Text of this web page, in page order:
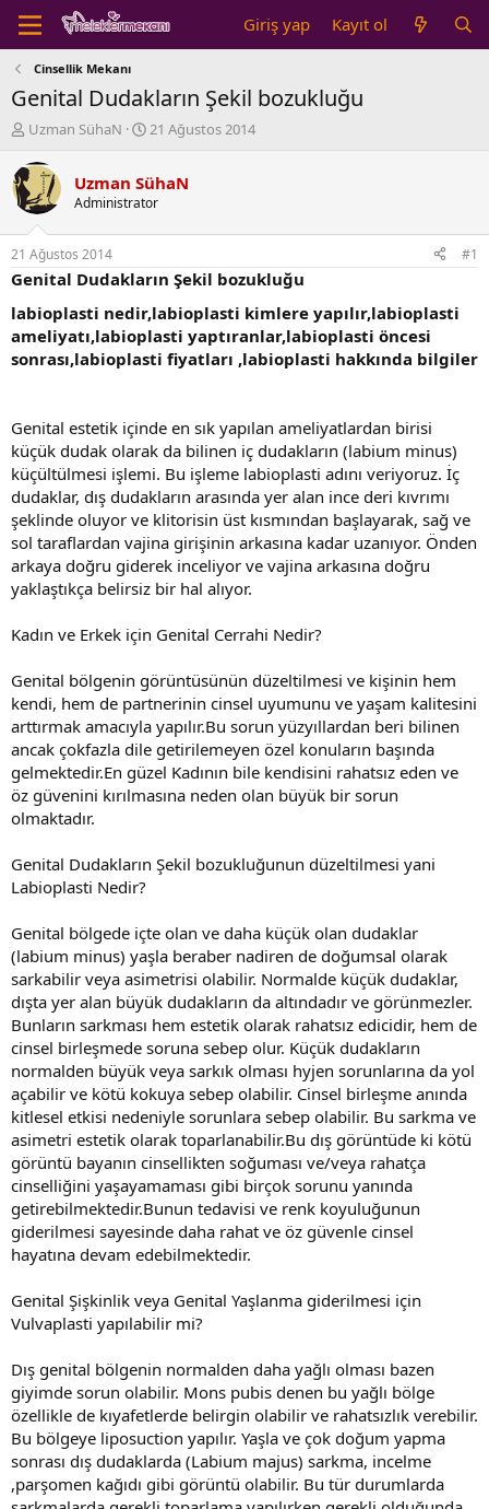
Giriş yap Kayıt ol
Cinsellik Mekanı
Genital Dudakların Şekil bozukluğu
K
n
b
u
y
u
b
a
ş
l
a
t
Uzman SühaN
B
l
a
ı
ç
t
a
r
i
21 Ağustos 2014
Uzman SühaN
Administrator
21 Ağustos 2014 #1
Genital Dudakların Şekil bozukluğu
labioplasti nedir,labioplasti kimlere yapılır,labioplasti
ameliyatı,labioplasti yaptıranlar,labioplasti öncesi
sonrası,labioplasti fiyatları ,labioplasti hakkında bilgiler
Genital estetik içinde en sık yapılan ameliyatlardan birisi
küçük dudak olarak da bilinen iç dudakların (labium minus)
küçültülmesi işlemi. Bu işleme labioplasti adını veriyoruz. İç
dudaklar, dış dudakların arasında yer alan ince deri kıvrımı
şeklinde oluyor ve klitorisin üst kısmından başlayarak, sağ ve
sol taraflardan vajina girişinin arkasına kadar uzanıyor. Önden
arkaya doğru giderek inceliyor ve vajina arkasına doğru
yaklaştıkça belirsiz bir hal alıyor.
Kadın ve Erkek için Genital Cerrahi Nedir?
Genital bölgenin görüntüsünün düzeltilmesi ve kişinin hem
kendi, hem de partnerinin cinsel uyumunu ve yaşam kalitesini
arttırmak amacıyla yapılır.Bu sorun yüzyıllardan beri bilinen
ancak çokfazla dile getirilemeyen özel konuların başında
gelmektedir.En güzel Kadının bile kendisini rahatsız eden ve
öz güvenini kırılmasına neden olan büyük bir sorun
olmaktadır.
Genital Dudakların Şekil bozukluğunun düzeltilmesi yani
Labioplasti Nedir?
Genital bölgede içte olan ve daha küçük olan dudaklar
(labium minus) yaşla beraber nadiren de doğumsal olarak
sarkabilir veya asimetrisi olabilir. Normalde küçük dudaklar,
dışta yer alan büyük dudakların da altındadır ve görünmezler.
Bunların sarkması hem estetik olarak rahatsız edicidir, hem de
cinsel birleşmede soruna sebep olur. Küçük dudakların
normalden büyük veya sarkık olması hyjen sorunlarına da yol
açabilir ve kötü kokuya sebep olabilir. Cinsel birleşme anında
kitlesel etkisi nedeniyle sorunlara sebep olabilir. Bu sarkma ve
asimetri estetik olarak toparlanabilir.Bu dış görüntüde ki kötü
görüntü bayanın cinsellikten soğuması ve/veya rahatça
cinselliğini yaşayamaması gibi birçok sorunu yanında
getirebilmektedir.Bunun tedavisi ve renk koyuluğunun
giderilmesi sayesinde daha rahat ve öz güvenle cinsel
hayatına devam edebilmektedir.
Genital Şişkinlik veya Genital Yaşlanma giderilmesi için
Vulvaplasti yapılabilir mi?
Dış genital bölgenin normalden daha yağlı olması bazen
giyimde sorun olabilir. Mons pubis denen bu yağlı bölge
özellikle de kıyafetlerde belirgin olabilir ve rahatsızlık verebilir.
Bu bölgeye liposuction yapılır. Yaşla ve çok doğum yapma
sonrası dış dudaklarda (Labium majus) sarkma, incelme
,parşomen kağıdı gibi görüntü olabilir. Bu tür durumlarda